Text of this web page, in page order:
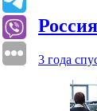
3 года